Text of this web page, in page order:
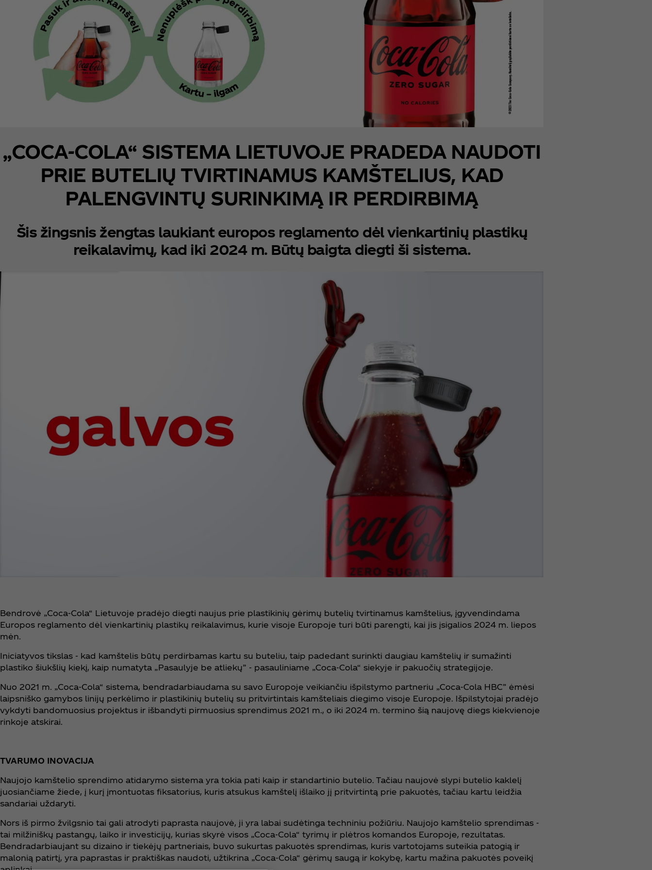
„COCA-COLA“ SISTEMA LIETUVOJE PRADEDA NAUDOTI
PRIE BUTELIŲ TVIRTINAMUS KAMŠTELIUS, KAD
PALENGVINTŲ SURINKIMĄ IR PERDIRBIMĄ
Šis žingsnis žengtas laukiant europos reglamento dėl vienkartinių plastikų
reikalavimų, kad iki 2024 m. Būtų baigta diegti ši sistema.
Bendrovė „Coca‑Cola“ Lietuvoje pradėjo diegti naujus prie plastikinių gėrimų butelių tvirtinamus kamštelius, įgyvendindama
Europos reglamento dėl vienkartinių plastikų reikalavimus, kurie visoje Europoje turi būti parengti, kai jis įsigalios 2024 m. liepos
mėn.
Iniciatyvos tikslas - kad kamštelis būtų perdirbamas kartu su buteliu, taip padedant surinkti daugiau kamštelių ir sumažinti
plastiko šiukšlių kiekį, kaip numatyta „Pasaulyje be atliekų” - pasauliniame „Coca‑Cola“ siekyje ir pakuočių strategijoje.
Nuo 2021 m. „Coca‑Cola“ sistema, bendradarbiaudama su savo Europoje veikiančiu išpilstymo partneriu „Coca‑Cola HBC” ėmėsi
laipsniško gamybos linijų perkėlimo ir plastikinių butelių su pritvirtintais kamšteliais diegimo visoje Europoje. Išpilstytojai pradėjo
vykdyti bandomuosius projektus ir išbandyti pirmuosius sprendimus 2021 m., o iki 2024 m. termino šią naujovę diegs kiekvienoje
rinkoje atskirai.
TVARUMO INOVACIJA
Naujojo kamštelio sprendimo atidarymo sistema yra tokia pati kaip ir standartinio butelio. Tačiau naujovė slypi butelio kaklelį
juosiančiame žiede, į kurį įmontuotas fiksatorius, kuris atsukus kamštelį išlaiko jį pritvirtintą prie pakuotės, tačiau kartu leidžia
sandariai uždaryti.
Nors iš pirmo žvilgsnio tai gali atrodyti paprasta naujovė, ji yra labai sudėtinga techniniu požiūriu. Naujojo kamštelio sprendimas -
tai milžiniškų pastangų, laiko ir investicijų, kurias skyrė visos „Coca‑Cola“ tyrimų ir plėtros komandos Europoje, rezultatas.
Bendradarbiaujant su dizaino ir tiekėjų partneriais, buvo sukurtas pakuotės sprendimas, kuris vartotojams suteikia patogią ir
malonią patirtį, yra paprastas ir praktiškas naudoti, užtikrina „Coca‑Cola“ gėrimų saugą ir kokybę, kartu mažina pakuotės poveikį